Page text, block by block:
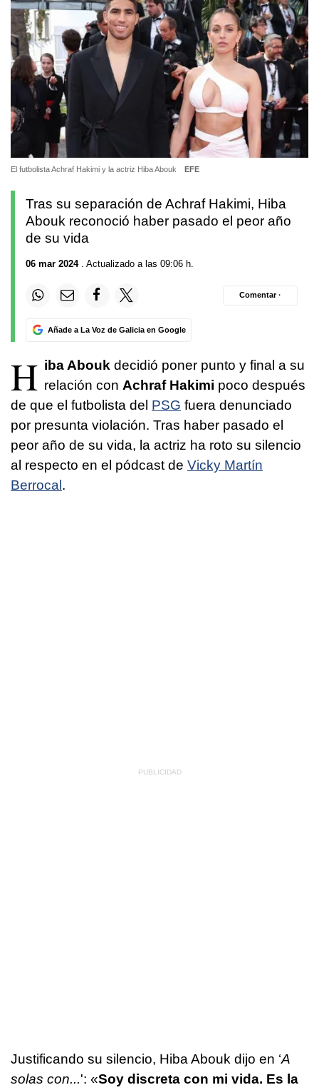
El futbolista Achraf Hakimi y la actriz Hiba Abouk EFE
Tras su separación de Achraf Hakimi, Hiba
Abouk reconoció haber pasado el peor año
de su vida
06 mar 2024. Actualizado a las 09:06 h.
Añade a La Voz de Galicia en Google
Comentar ·
H iba Abouk decidió poner punto y final a su
relación con Achraf Hakimi poco después
de que el futbolista del PSG fuera denunciado
por presunta violación. Tras haber pasado el
peor año de su vida, la actriz ha roto su silencio
al respecto en el pódcast de Vicky Martín
Berrocal.
Justificando su silencio, Hiba Abouk dijo en ‘A
solas con...': «Soy discreta con mi vida. Es la